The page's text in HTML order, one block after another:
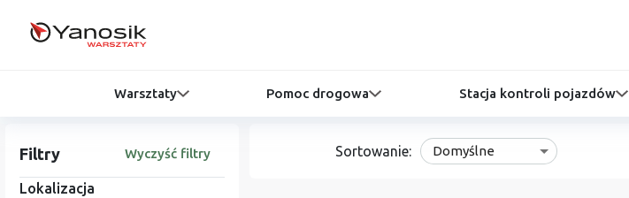
Warsztaty Pomoc drogowa Stacja kontroli pojazdów
Filtry Wyczyść filtry
Lokalizacja
Sortowanie: Domyślne